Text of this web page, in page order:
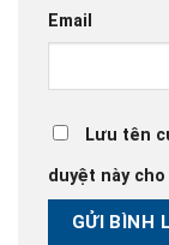
Email
Lưu tên
duyệt này